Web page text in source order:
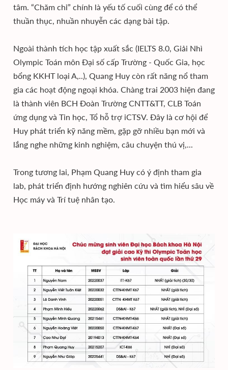
tâm. “Chăm chỉ” chính là yếu tố cuối cùng để có thể
thuần thục, nhuần nhuyễn các dạng bài tập.
Ngoài thành tích học tập xuất sắc (IELTS 8.0, Giải Nhì
Olympic Toán môn Đại số cấp Trường - Quốc Gia, học
bổng KKHT loại A,..), Quang Huy còn rất năng nổ tham
gia các hoạt động ngoại khóa. Chàng trai 2003 hiện đang
là thành viên BCH Đoàn Trường CNTT&TT, CLB Toán
ứng dụng và Tin học, Tổ hỗ trợ iCTSV. Đây là cơ hội để
Huy phát triển kỹ năng mềm, gặp gỡ nhiều bạn mới và
lắng nghe những kinh nghiệm, câu chuyện thú vị,...
Trong tương lai, Phạm Quang Huy có ý định tham gia
lab, phát triển định hướng nghiên cứu và tìm hiểu sâu về
Học máy và Trí tuệ nhân tạo.